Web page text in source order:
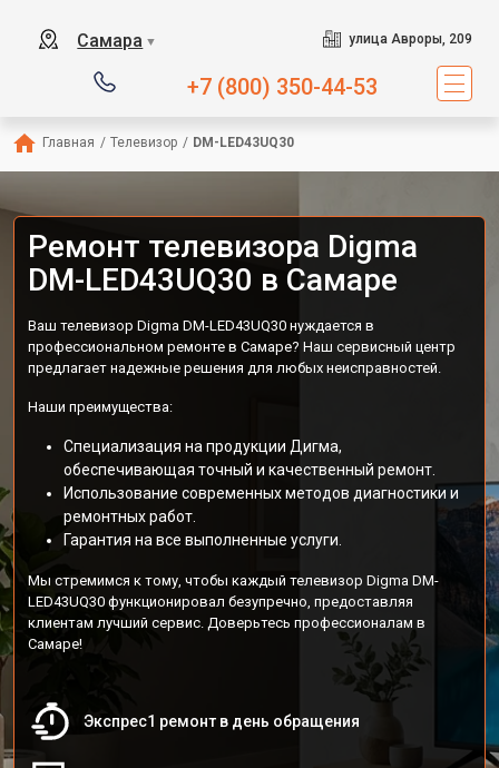
Самара ▼ улица Авроры, 209
+7 (800) 350-44-53
Главная / Телевизор / DM-LED43UQ30
Ремонт телевизора Digma
DM-LED43UQ30 в Самаре
Ваш телевизор Digma DM-LED43UQ30 нуждается в
профессиональном ремонте в Самаре? Наш сервисный центр
предлагает надежные решения для любых неисправностей.
Наши преимущества:
Специализация на продукции Дигма,
обеспечивающая точный и качественный ремонт.
Использование современных методов диагностики и
ремонтных работ.
Гарантия на все выполненные услуги.
Мы стремимся к тому, чтобы каждый телевизор Digma DM-
LED43UQ30 функционировал безупречно, предоставляя
клиентам лучший сервис. Доверьтесь профессионалам в
Самаре!
Экспрес1 ремонт в день обращения